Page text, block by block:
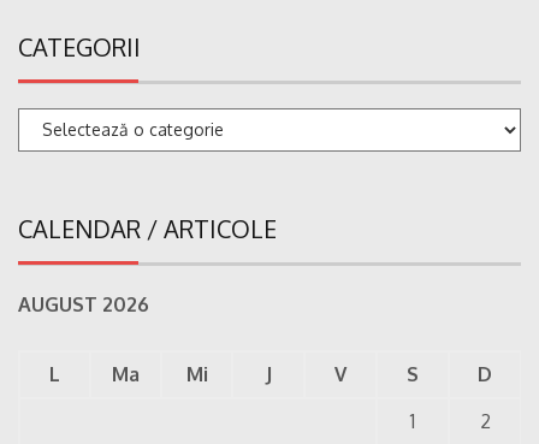
CATEGORII
Categorii
CALENDAR / ARTICOLE
AUGUST 2026
L Ma Mi J V S
D
1
2